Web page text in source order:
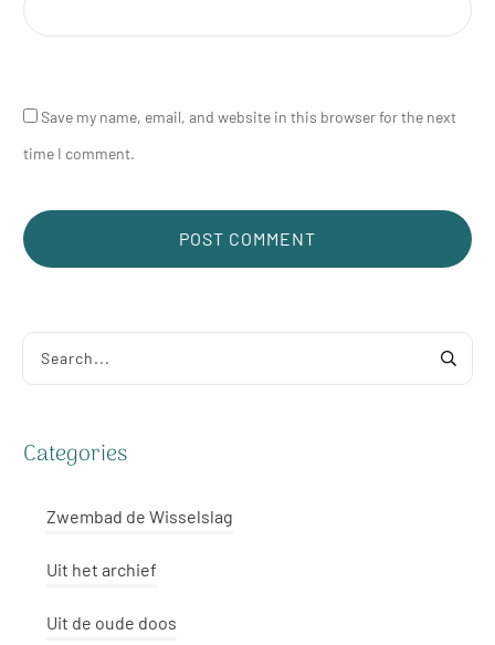
Save my name, email, and website in this browser for the next
time I comment.
POST COMMENT
Categories
Zwembad de Wisselslag
Uit het archief
Uit de oude doos